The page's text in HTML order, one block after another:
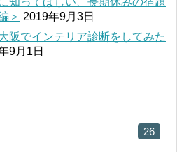
＞ 2019年9月3日
阪でインテリア診断をしてみた
9月1日
26